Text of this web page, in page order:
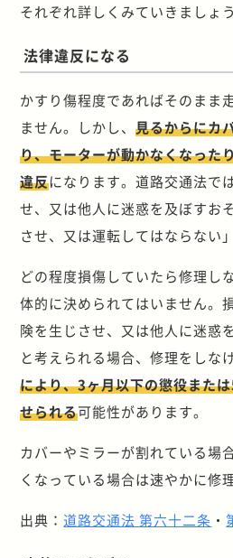
それぞれ詳しくみていきましょう
法律違反になる
かすり傷程度であればそのまま
ません。しかし、見るからにカ
り、モーターが動かなくなった
違反になります。道路交通法で
せ、又は他人に迷惑を及ぼすお
させ、又は運転してはならない
どの程度損傷していたら修理し
体的に決められてはいません。
険を生じさせ、又は他人に迷惑
と考えられる場合、修理をしな
により、3ヶ月以下の懲役また
せられる可能性があります。
カバーやミラーが割れている場
くなっている場合は速やかに修
出典：道路交通法 第六十二条 ・